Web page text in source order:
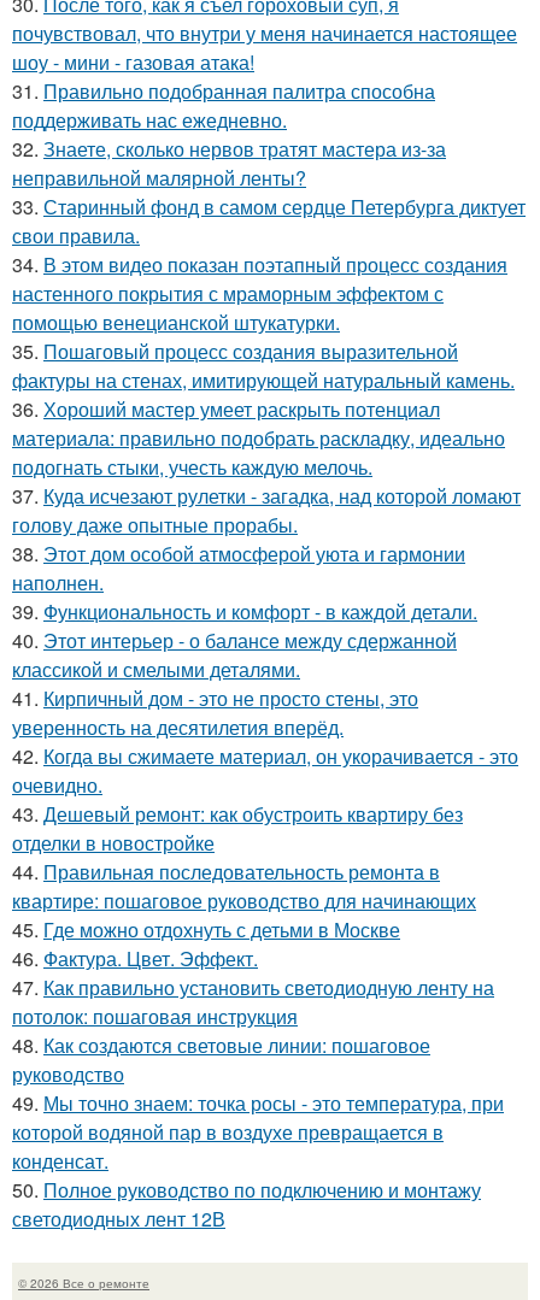
почувствовал, что внутри у меня начинается настоящее
шоу - мини - газовая атака!
31. Правильно подобранная палитра способна
поддерживать нас ежедневно.
32. Знаете, сколько нервов тратят мастера из-за
неправильной малярной ленты?
33. Старинный фонд в самом сердце Петербурга диктует
свои правила.
34. В этом видео показан поэтапный процесс создания
настенного покрытия с мраморным эффектом с
помощью венецианской штукатурки.
35. Пошаговый процесс создания выразительной
фактуры на стенах, имитирующей натуральный камень.
36. Хороший мастер умеет раскрыть потенциал
материала: правильно подобрать раскладку, идеально
подогнать стыки, учесть каждую мелочь.
37. Куда исчезают рулетки - загадка, над которой ломают
голову даже опытные прорабы.
38. Этот дом особой атмосферой уюта и гармонии
наполнен.
39. Функциональность и комфорт - в каждой детали.
40. Этот интерьер - о балансе между сдержанной
классикой и смелыми деталями.
41. Кирпичный дом - это не просто стены, это
уверенность на десятилетия вперёд.
42. Когда вы сжимаете материал, он укорачивается - это
очевидно.
43. Дешевый ремонт: как обустроить квартиру без
отделки в новостройке
44. Правильная последовательность ремонта в
квартире: пошаговое руководство для начинающих
45. Где можно отдохнуть с детьми в Москве
46. Фактура. Цвет. Эффект.
47. Как правильно установить светодиодную ленту на
потолок: пошаговая инструкция
48. Как создаются световые линии: пошаговое
руководство
49. Мы точно знаем: точка росы - это температура, при
которой водяной пар в воздухе превращается в
конденсат.
50. Полное руководство по подключению и монтажу
светодиодных лент 12В
© 2026 Все о ремонте